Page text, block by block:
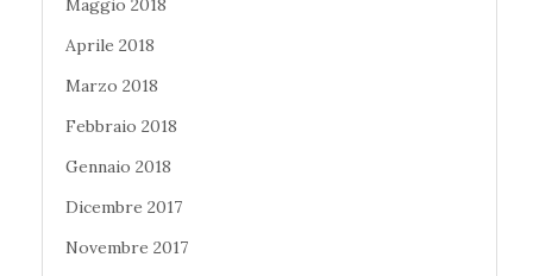
Maggio 2018
Aprile 2018
Marzo 2018
Febbraio 2018
Gennaio 2018
Dicembre 2017
Novembre 2017